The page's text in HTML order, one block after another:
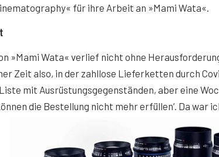
für ihre Arbeit an »Mami Wata«.
»Mami Wata« verlief nicht ohne
Zeit also, in der zahllose Lieferketten durch
mit Ausrüstungsgegenständen, aber eine
die Bestellung nicht mehr erfüllen‘. Da war